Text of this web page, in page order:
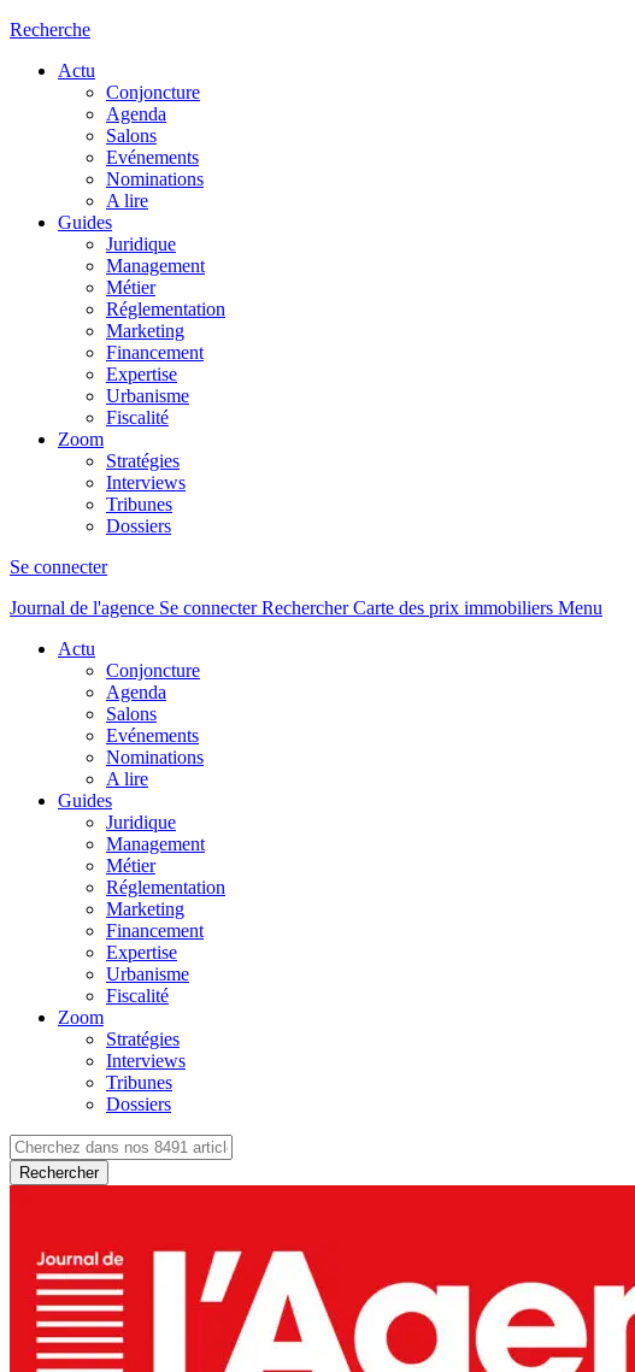
Recherche
Actu
Conjoncture
Agenda
Salons
Evénements
Nominations
A lire
Guides
Juridique
Management
Métier
Réglementation
Marketing
Financement
Expertise
Urbanisme
Fiscalité
Zoom
Stratégies
Interviews
Tribunes
Dossiers
Se connecter
Journal de l'agence Se connecterRechercher Carte des prix immobiliers Menu
Actu
Conjoncture
Agenda
Salons
Evénements
Nominations
A lire
Guides
Juridique
Management
Métier
Réglementation
Marketing
Financement
Expertise
Urbanisme
Fiscalité
Zoom
Stratégies
Interviews
Tribunes
Dossiers
Rechercher